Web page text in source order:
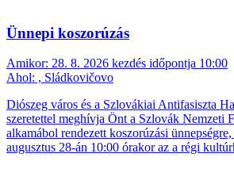
Ünnepi koszorúzás
Amikor: 28. 8. 2026 kezdés időpontja 10:00
Ahol: , Sládkovičovo
Diószeg város és a Szlovákiai Antifasiszta
szeretettel meghívja Önt a Szlovák Nemzeti
alkamábol rendezett koszorúzási
augusztus 28-án 10:00 órakor az a régi